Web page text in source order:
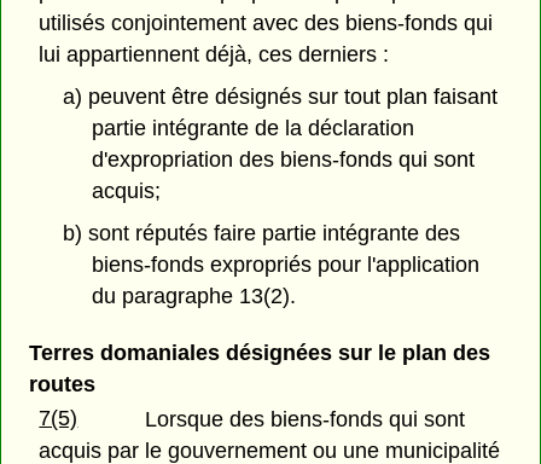
utilisés conjointement avec des biens-fonds qui
lui appartiennent déjà, ces derniers :
a) peuvent être désignés sur tout plan faisant
partie intégrante de la déclaration
d'expropriation des biens-fonds qui sont
acquis;
b) sont réputés faire partie intégrante des
biens-fonds expropriés pour l'application
du paragraphe 13(2).
Terres domaniales désignées sur le plan des
routes
7(5)
Lorsque des biens-fonds qui sont
acquis par le gouvernement ou une municipalité